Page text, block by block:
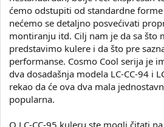
ćemo odstupiti od standardne
nećemo se detaljno posvećivati
montiranju itd. Cilj nam je da sa što
predstavimo kulere i da što pre
performanse. Cosmo Cool serija je
dva dosadašnja modela LC-CC-94 i
rekao da će ova dva mala
popularna.
O LC-CC-95 kuleru ste mogli čitati